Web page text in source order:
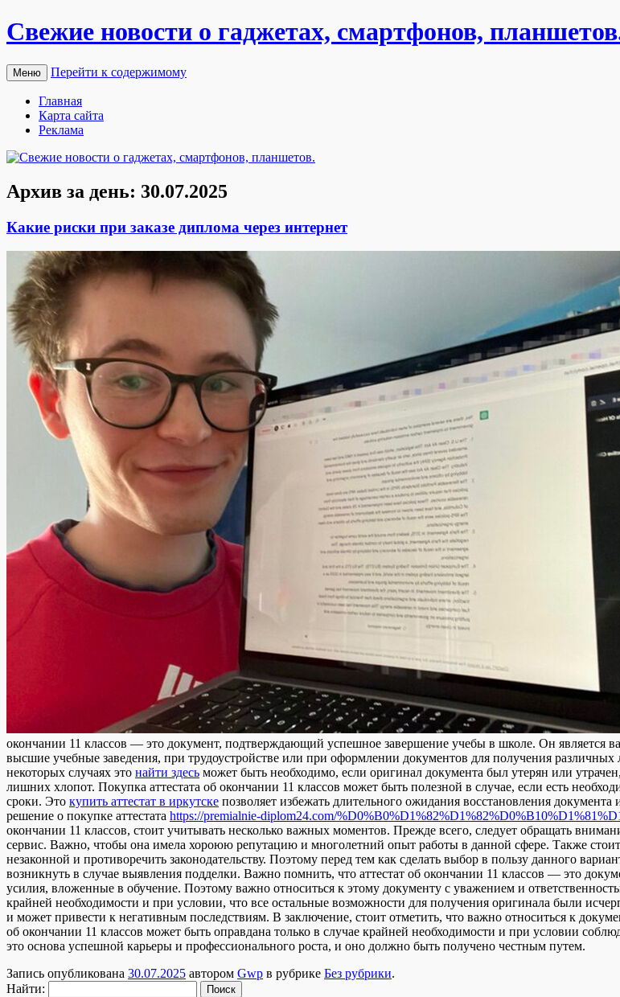
Свежие новости о гаджетах, смартфонов,
Меню Перейти к содержимому
Главная
Карта сайта
Реклама
Архив за день: 30.07.2025
Какие риски при заказе диплома через интернет
окончании 11 классов — это документ, подтверждающий успешное завершение учебы в школе. Он является
высшие учебные заведения, при трудоустройстве или при оформлении документов для получения различных
некоторых случаях это найти здесь может быть необходимо, если оригинал документа был утерян или
лишних хлопот. Покупка аттестата об окончании 11 классов может быть полезной в случае, если есть
сроки. Это купить аттестат в иркутске позволяет избежать длительного ожидания восстановления
решение о покупке аттестата https://premialnie-diplom24.com/
окончании 11 классов, стоит учитывать несколько важных моментов. Прежде всего, следует обращать
сервис. Важно, чтобы она имела хороюю репутацию и многолетний опыт работы в данной сфере. Также
незаконной и противоречить законодательству. Поэтому перед тем как сделать выбор в пользу данного
возникнуть в случае выявления подделки. Важно помнить, что аттестат об окончании 11 классов — это
усилия, вложенные в обучение. Поэтому важно относиться к этому документу с уважением и
крайней необходимости и при условии, что все остальные возможности для получения оригинала были
и может привести к негативным последствиям. В заключение, стоит отметить, что важно относиться к
об окончании 11 классов может быть оправдана только в случае крайней необходимости и при условии
это основа успешной карьеры и профессионального роста, и оно должно быть получено честным путем.
Запись опубликована 30.07.2025 автором Gwp в рубрике Без рубрики.
Найти: